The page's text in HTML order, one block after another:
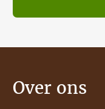
Over ons